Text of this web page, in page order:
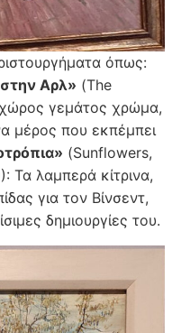
όπως:
Αρλ» (The
γεμάτος χρώμα,
μέρος που εκπέμπει
(Sunflowers,
Τα λαμπερά κίτρινα,
για τον Βίνσεντ,
δημιουργίες του.